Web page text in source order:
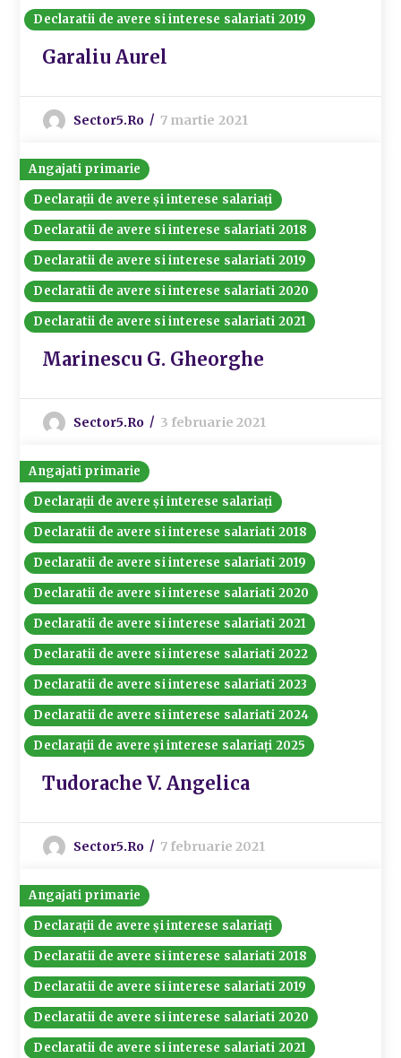
Declaratii de avere si interese salariati 2019
Garaliu Aurel
Sector5.ro 7 martie 2021
Angajati primarie
Declarații de avere și interese salariați
Declaratii de avere si interese salariati 2018
Declaratii de avere si interese salariati 2019
Declaratii de avere si interese salariati 2020
Declaratii de avere si interese salariati 2021
Marinescu G. Gheorghe
Sector5.ro 3 februarie 2021
Angajati primarie
Declarații de avere și interese salariați
Declaratii de avere si interese salariati 2018
Declaratii de avere si interese salariati 2019
Declaratii de avere si interese salariati 2020
Declaratii de avere si interese salariati 2021
Declaratii de avere si interese salariati 2022
Declaratii de avere si interese salariati 2023
Declaratii de avere si interese salariati 2024
Declarații de avere și interese salariați 2025
Tudorache V. Angelica
Sector5.ro 7 februarie 2021
Angajati primarie
Declarații de avere și interese salariați
Declaratii de avere si interese salariati 2018
Declaratii de avere si interese salariati 2019
Declaratii de avere si interese salariati 2020
Declaratii de avere si interese salariati 2021